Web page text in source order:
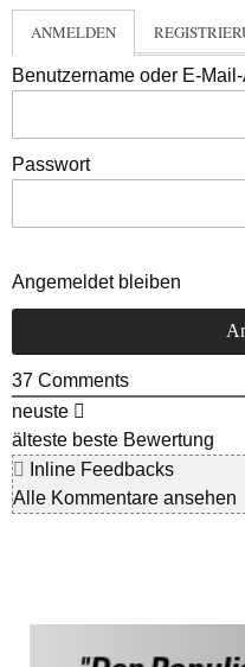
ANMELDEN
Benutzername oder E-
Passwort
Angemeldet bleiben
37 Comments
neuste
älteste beste Bewertung
Inline Feedbacks
Alle Kommentare ansehen